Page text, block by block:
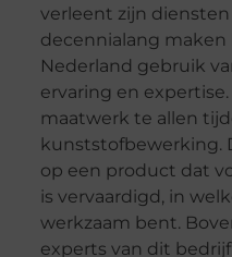
verleent zijn diensten
decennialang
Nederland gebruik
ervaring en
maatwerk te allen
kunststofbewerking.
op een product dat
is vervaardigd, in
werkzaam bent.
experts van dit